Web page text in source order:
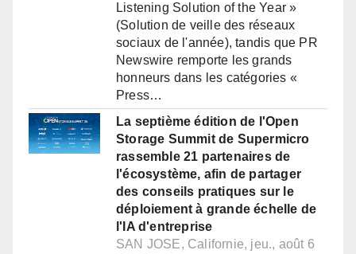
Listening Solution of the Year »
(Solution de veille des réseaux
sociaux de l'année), tandis que PR
Newswire remporte les grands
honneurs dans les catégories «
Press…
La septième édition de l'Open
Storage Summit de Supermicro
rassemble 21 partenaires de
l'écosystème, afin de partager
des conseils pratiques sur le
déploiement à grande échelle de
l'IA d'entreprise
SAN JOSE, Californie, jeu., août 6